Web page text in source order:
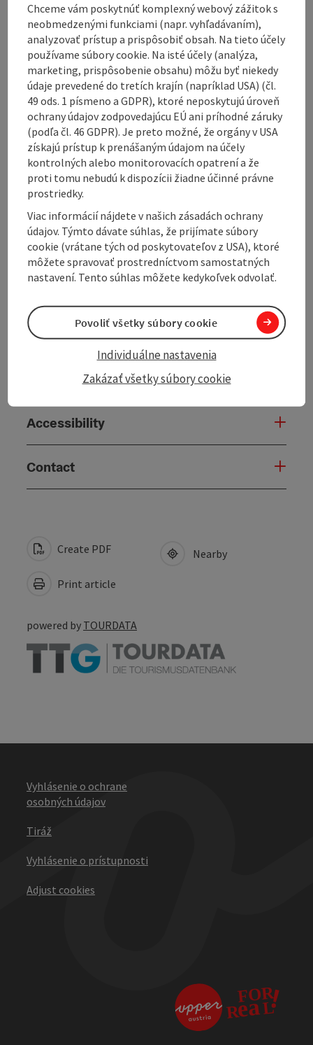
moorland nature trail;
Before the Eggelsberg parish church (market square),
we head slightly downhill to the right, cross the B156,
past the Billa and now follow the Eggelsberg Glacier
Trail or long-distance hiking trail 810 to the "Maria
Hilf" church in Ibm. The village of Ibm was first
mentioned in 1070 and originally had a castle with a
chapel on the Schlossberg. This former castle and
chapel were demolished and replaced by a new chapel
in Ibm in 1903. The original 15th century statue of
Maria Hilf from the ...
Display complete description
Arrival
Suitability
Accessibility
Contact
Create PDF
Print article
Nearby
powered by TOURDATA
Vyhlásenie o ochrane
osobných údajov
Tiráž
Vyhlásenie o prístupnosti
Adjust cookies
Chceme vám poskytnúť komplexný webový zážitok s
neobmedzenými funkciami (napr. vyhľadávaním),
analyzovať prístup a prispôsobiť obsah. Na tieto účely
používame súbory cookie. Na isté účely (analýza,
marketing, prispôsobenie obsahu) môžu byť niekedy
údaje prevedené do tretích krajín (napríklad USA) (čl.
49 ods. 1 písmeno a GDPR), ktoré neposkytujú úroveň
ochrany údajov zodpovedajúcu EÚ ani príhodné záruky
(podľa čl. 46 GDPR). Je preto možné, že orgány v USA
získajú prístup k prenášaným údajom na účely
kontrolných alebo monitorovacích opatrení a že
proti tomu nebudú k dispozícii žiadne účinné právne
prostriedky.
Viac informácií nájdete v našich zásadách ochrany
údajov. Týmto dávate súhlas, že prijímate súbory
cookie (vrátane tých od poskytovateľov z USA), ktoré
môžete spravovať prostredníctvom samostatných
nastavení. Tento súhlas môžete kedykoľvek odvolať.
Zakázať všetky súbory cookie
Individuálne nastavenia
Povoliť všetky súbory cookie